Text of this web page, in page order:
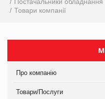
Товари компанії
Про компанію
Товари/Послуги